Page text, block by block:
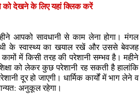
को देखने के लिए यहां क्लिक करें
आपको सावधानी से काम लेना होगा। मंगल
के स्वास्थ्य का खयाल रखें और उससे बेवजह
में किसी तरह की परेशानी सम्भव है। महीने
को लेकर कुछ परेशानी रह सकती है हालांकि
दूर हो जाएगी। धार्मिक कार्यों में भाग लेने व
अनुकूल रहेगा।